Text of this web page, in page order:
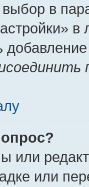
выбор в
или
или